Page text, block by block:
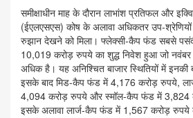
समीक्षाधीन माह के दौरान लाभांश प्रतिफल और
(ईएलएसएस) कोष के अलावा अधिकतर उप-श्रेणियों
रुझान देखने को मिला। फ्लेक्सी-कैप फंड सबसे
10,019 करोड़ रुपये का शुद्ध निवेश हुआ जो
अधिक है। यह अनिश्चित बाजार स्थितियों में इनकी
इसके बाद मिड-कैप फंड में 4,176 करोड़ रुपये,
4,094 करोड़ रुपये और स्मॉल-कैप फंड में 3,824
इसके अलावा लार्ज-कैप फंड में 1,567 करोड़ रुपये